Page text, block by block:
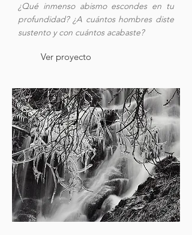
¿Qué inmenso abismo escondes en tu
profundidad? ¿A cuántos hombres diste
sustento y con cuántos acabaste?
Ver proyecto